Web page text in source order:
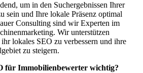
um in den Suchergebnissen Ihrer
sein und Ihre lokale Präsenz optimal
Consulting sind wir Experten im
Wir unterstützen
lokales SEO zu verbessern und ihre
zu steigern.
für Immobilienbewerter wichtig?